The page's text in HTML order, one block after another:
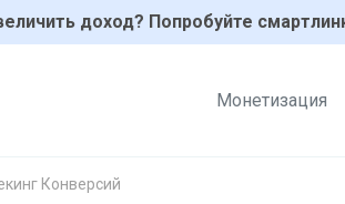
доход? Попробуйте
Монетизация
Конверсий